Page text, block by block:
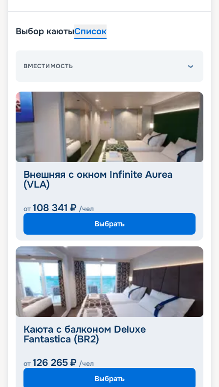
Выбор каютыСписок
ВМЕСТИМОСТЬ
Внешняя с окном Infinite Aurea
(VLA)
от 108 341 ₽ /чел
Выбрать
Каюта с балконом Deluxe
Fantastica (BR2)
от 126 265 ₽ /чел
Выбрать